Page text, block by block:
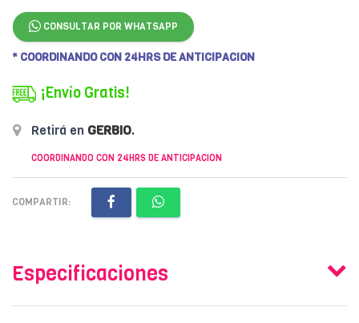
CONSULTAR POR WHATSAPP
* COORDINANDO CON 24HRS DE ANTICIPACION
¡Envío Gratis!
Retirá en GERBIO.
COORDINANDO CON 24HRS DE ANTICIPACION
COMPARTIR:
Especificaciones